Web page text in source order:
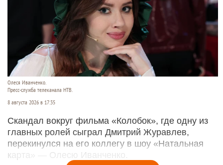
Олеся Иванченко.
Пресс-служба телеканала НТВ.
8 августа 2026 в 17:35
Скандал вокруг фильма «Колобок», где одну из
главных ролей сыграл Дмитрий Журавлев,
перекинулся на его коллегу в шоу «Натальная
карта» — Олесю Иванченко.